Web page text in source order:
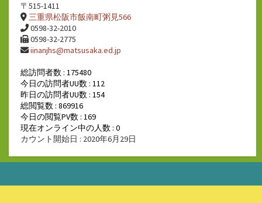
〒515-1411
三重県松阪市飯南町粥見566
0598-32-2010
0598-32-2775
iinanjhs@matsusaka.ed.jp
総訪問者数 : 175480
今日の訪問者UU数 : 112
昨日の訪問者UU数 : 154
総閲覧数 : 869916
今日の閲覧PV数 : 169
現在オンライン中の人数 : 0
カウント開始日 : 2020年6月29日